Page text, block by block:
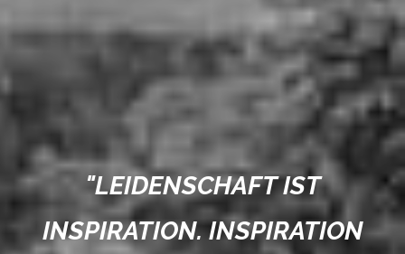
"LEIDENSCHAFT IST
INSPIRATION. INSPIRATION